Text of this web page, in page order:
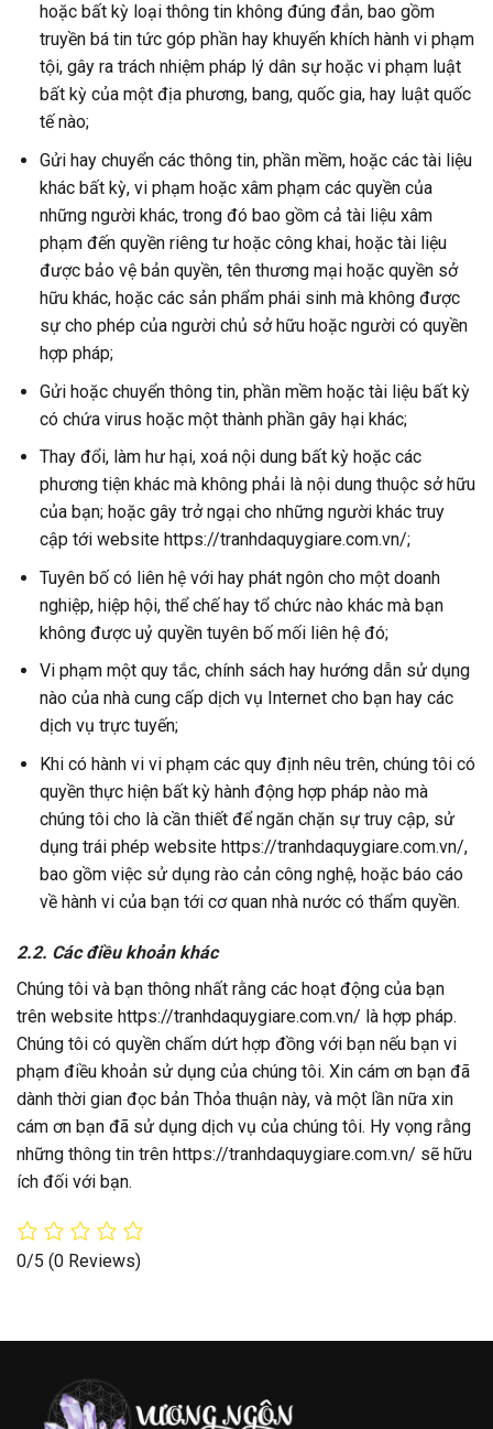
hoặc bất kỳ loại thông tin không đúng đắn, bao gồm
truyền bá tin tức góp phần hay khuyến khích hành vi phạm
tội, gây ra trách nhiệm pháp lý dân sự hoặc vi phạm luật
bất kỳ của một địa phương, bang, quốc gia, hay luật quốc
tế nào;
Gửi hay chuyển các thông tin, phần mềm, hoặc các tài liệu
khác bất kỳ, vi phạm hoặc xâm phạm các quyền của
những người khác, trong đó bao gồm cả tài liệu xâm
phạm đến quyền riêng tư hoặc công khai, hoặc tài liệu
được bảo vệ bản quyền, tên thương mại hoặc quyền sở
hữu khác, hoặc các sản phẩm phái sinh mà không được
sự cho phép của người chủ sở hữu hoặc người có quyền
hợp pháp;
Gửi hoặc chuyển thông tin, phần mềm hoặc tài liệu bất kỳ
có chứa virus hoặc một thành phần gây hại khác;
Thay đổi, làm hư hại, xoá nội dung bất kỳ hoặc các
phương tiện khác mà không phải là nội dung thuộc sở hữu
của bạn; hoặc gây trở ngại cho những người khác truy
cập tới website https://tranhdaquygiare.com.vn/;
Tuyên bố có liên hệ với hay phát ngôn cho một doanh
nghiệp, hiệp hội, thể chế hay tổ chức nào khác mà bạn
không được uỷ quyền tuyên bố mối liên hệ đó;
Vi phạm một quy tắc, chính sách hay hướng dẫn sử dụng
nào của nhà cung cấp dịch vụ Internet cho bạn hay các
dịch vụ trực tuyến;
Khi có hành vi vi phạm các quy định nêu trên, chúng tôi có
quyền thực hiện bất kỳ hành động hợp pháp nào mà
chúng tôi cho là cần thiết để ngăn chặn sự truy cập, sử
dụng trái phép website https://tranhdaquygiare.com.vn/,
bao gồm việc sử dụng rào cản công nghệ, hoặc báo cáo
về hành vi của bạn tới cơ quan nhà nước có thẩm quyền.
2.2. Các điều khoản khác
Chúng tôi và bạn thông nhất rằng các hoạt động của bạn
trên website https://tranhdaquygiare.com.vn/ là hợp pháp.
Chúng tôi có quyền chấm dứt hợp đồng với bạn nếu bạn vi
phạm điều khoản sử dụng của chúng tôi. Xin cám ơn bạn đã
dành thời gian đọc bản Thỏa thuận này, và một lần nữa xin
cám ơn bạn đã sử dụng dịch vụ của chúng tôi. Hy vọng rằng
những thông tin trên https://tranhdaquygiare.com.vn/ sẽ hữu
ích đối với bạn.
0/5 (0 Reviews)